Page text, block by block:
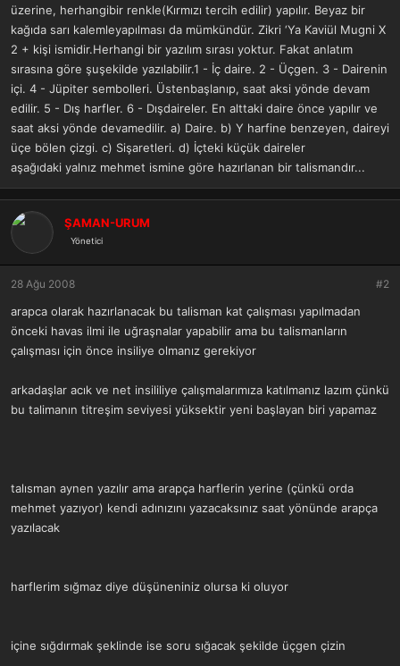
a
t
n
r
h
i
üzerine, herhangibir renkle(Kırmızı tercih edilir) yapılır. Beyaz bir
kağıda sarı kalemleyapılması da mümkündür. Zikri ‘Ya Kaviül Mugni X
2 + kişi ismidir.Herhangi bir yazılım sırası yoktur. Fakat anlatım
sırasına göre şuşekilde yazılabilir.1 - İç daire. 2 - Üçgen. 3 - Dairenin
içi. 4 - Jüpiter sembolleri. Üstenbaşlanıp, saat aksi yönde devam
edilir. 5 - Dış harfler. 6 - Dışdaireler. En alttaki daire önce yapılır ve
saat aksi yönde devamedilir. a) Daire. b) Y harfine benzeyen, daireyi
üçe bölen çizgi. c) Sişaretleri. d) İçteki küçük daireler
aşağıdaki yalnız mehmet ismine göre hazırlanan bir talismandır...
ŞAMAN-URUM
Yönetici
28 Ağu 2008 #2
arapca olarak hazırlanacak bu talisman kat çalışması yapılmadan
önceki havas ilmi ile uğraşnalar yapabilir ama bu talismanların
çalışması için önce insiliye olmanız gerekiyor
arkadaşlar acık ve net insililiye çalışmalarımıza katılmanız lazım çünkü
bu talimanın titreşim seviyesi yüksektir yeni başlayan biri yapamaz
talısman aynen yazılır ama arapça harflerin yerine (çünkü orda
mehmet yazıyor) kendi adınızını yazacaksınız saat yönünde arapça
yazılacak
harflerim sığmaz diye düşüneniniz olursa ki oluyor
içine sığdırmak şeklinde ise soru sığacak şekilde üçgen çizin